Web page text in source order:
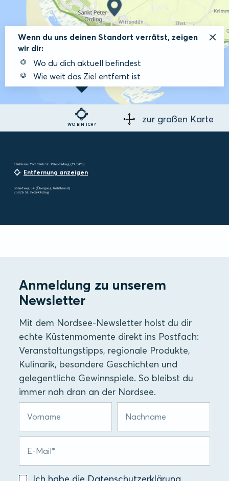
WO BIN ICH?
Wenn du uns deinen Standort verrätst, zeigen
wir dir:
Wo du dich aktuell befindest
Wie weit das Ziel entfernt ist
zur großen Karte
Clubhaus Yachtclub St. Peter-Ording (YCSPO)
Entfernung anzeigen
Strandweg 34 (Übergang Köhlbrand)
25826 St. Peter-Ording
Anmeldung zu unserem
Newsletter
Mit dem Nordsee-Newsletter holst du dir
echte Küstenmomente direkt ins Postfach:
Veranstaltungstipps, regionale Produkte,
Kulinarik, besondere Geschichten und
gelegentliche Gewinnspiele. So bleibst du
immer nah dran an der Nordsee.
Ich habe die Datenschutzerklärung